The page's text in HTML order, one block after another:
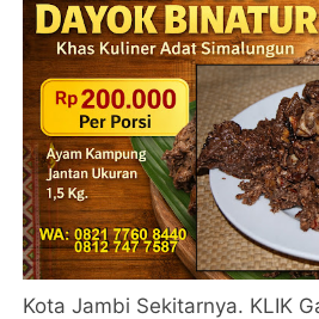
Kota Jambi Sekitarnya. KLIK